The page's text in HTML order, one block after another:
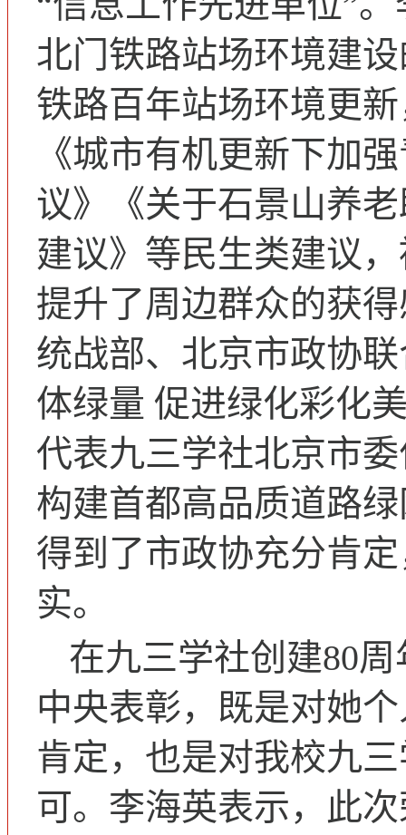
北门铁路站场环境建
铁路百年站场环境更
《城市有机更新下加
议》《关于石景山养
建议》等民生类建议
提升了周边群众的获
统战部、北京市政协
体绿量 促进绿化彩化
代表九三学社北京市
构建首都高品质道路
得到了市政协充分肯
实。
在九三学社创建80
中央表彰，既是对她
肯定，也是对我校九
可。李海英表示，此